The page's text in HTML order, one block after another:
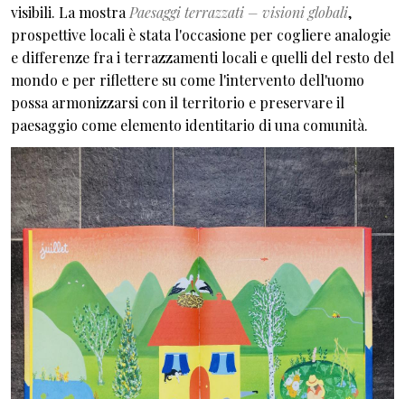
visibili. La mostra Paesaggi terrazzati – visioni globali,
prospettive locali è stata l'occasione per cogliere analogie
e differenze fra i terrazzamenti locali e quelli del resto del
mondo e per riflettere su come l'intervento dell'uomo
possa armonizzarsi con il territorio e preservare il
paesaggio come elemento identitario di una comunità.